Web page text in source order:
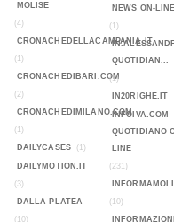
MOLISE
(4)
CRONACHEDELLACAMPANIA.IT
(1)
CRONACHEDIBARI.COM
(2)
CRONACHEDIMILANO.COM
(1)
DAILYCASES
(1)
DAILYMOTION.IT
(3)
DALLA PLATEA
(10)
NEWS ON-LINE
(1)
QUOTIDIAN...
(1)
IN20RIGHE.IT
INFOIVA.COM
QUOTIDIANO
LINE
(231)
(10)